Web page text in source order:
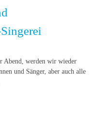
Abend, werden wir wieder
und Sänger, aber auch alle